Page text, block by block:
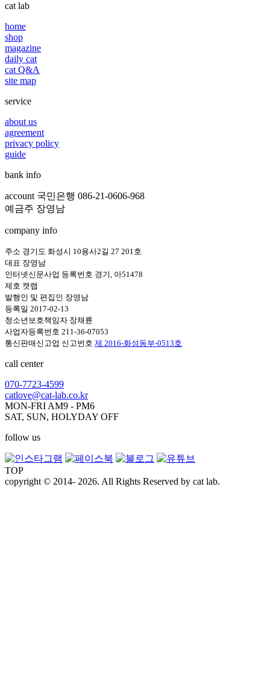
cat lab
home
shop
magazine
daily cat
cat Q&A
site map
service
about us
agreement
privacy policy
guide
bank info
account 국민은행 086-21-0606-968
예금주 장영남
company info
주소 경기도 화성시 10용사2길 27 201호
대표 장영남
인터넷신문사업 등록번호 경기, 아51478
제호 캣랩
발행인 및 편집인 장영남
등록일 2017-02-13
청소년보호책임자 장채륜
사업자등록번호 211-36-07053
통신판매신고업 신고번호 제 2016-화성동부-0513호
call center
070-7723-4599
catlove@cat-lab.co.kr
MON-FRI AM9 - PM6
SAT, SUN, HOLYDAY OFF
follow us
TOP
copyright © 2014- 2026. All Rights Reserved by cat lab.